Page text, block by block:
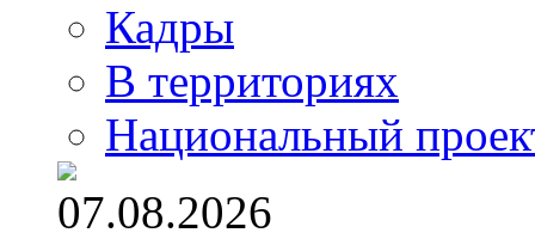
Кадры
В территориях
Национальный
07.08.2026